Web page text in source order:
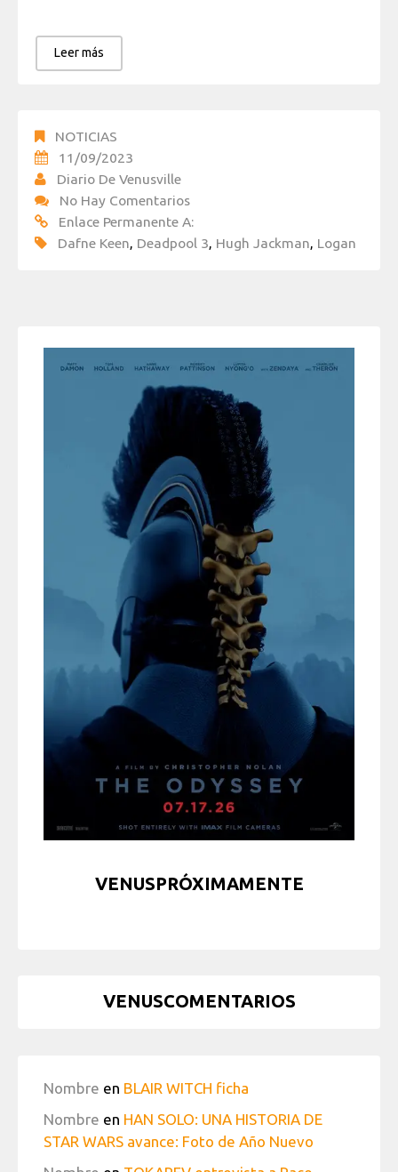
Leer más
NOTICIAS
11/09/2023
Diario De Venusville
No Hay Comentarios
Enlace Permanente A:
Dafne Keen, Deadpool 3, Hugh Jackman, Logan
VENUSPRÓXIMAMENTE
VENUSCOMENTARIOS
Nombre en BLAIR WITCH ficha
Nombre en HAN SOLO: UNA HISTORIA DE
STAR WARS avance: Foto de Año Nuevo